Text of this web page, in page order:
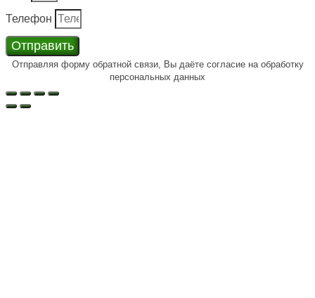
Телефон
Отправить
Отправляя форму обратной связи, Вы даёте согласие на обработку
персональных данных